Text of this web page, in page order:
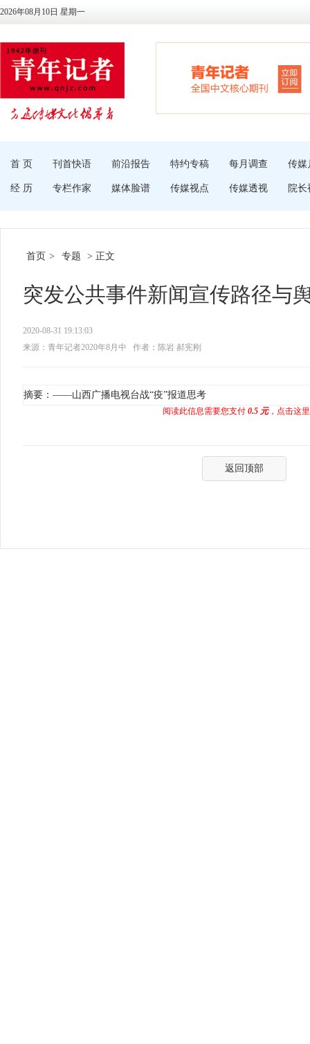
2026年08月10日 星期一
首 页 刊首快语 前沿报告 特约专稿 每月调查 传媒
经 历 专栏作家 媒体脸谱 传媒视点 传媒透视 院长
首页 > 专题 > 正文
突发公共事件新闻宣传路径与
2020-08-31 19:13:03
来源：青年记者2020年8月中
作者：陈岩 郝宪刚
摘要：——山西广播电视台战“疫”报道思考
阅读此信息需要您支付 0.5 元，点击这
返回顶部